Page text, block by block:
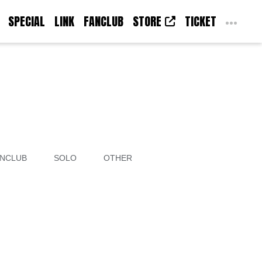
SPECIAL LINK FANCLUB STORE TICKET
SOLO OTHER